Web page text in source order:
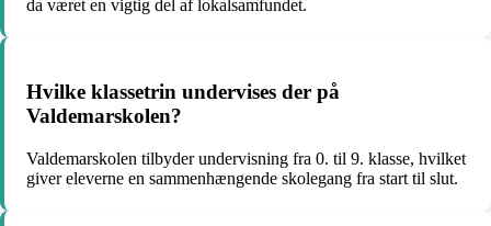
da været en vigtig del af lokalsamfundet.
Hvilke klassetrin undervises der på
Valdemarskolen?
Valdemarskolen tilbyder undervisning fra 0. til 9. klasse, hvilket
giver eleverne en sammenhængende skolegang fra start til slut.